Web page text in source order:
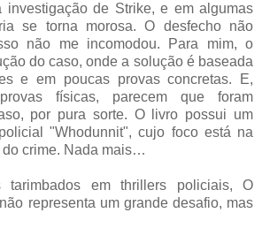
investigação de Strike, e em algumas
se torna morosa. O desfecho não
não me incomodou. Para mim, o
do caso, onde a solução é baseada
e em poucas provas concretas. E,
físicas, parecem que foram
por pura sorte. O livro possui um
"Whodunnit", cujo foco está na
crime. Nada mais…
tarimbados em thrillers policiais, O
representa um grande desafio, mas